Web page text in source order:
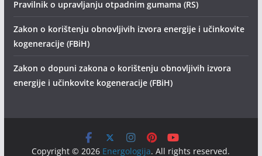
Pravilnik o upravljanju otpadnim gumama (RS)
Zakon o korištenju obnovljivih izvora energije i učinkovite
kogeneracije (FBiH)
Zakon o dopuni zakona o korištenju obnovljivih izvora
energije i učinkovite kogeneracije (FBiH)
Copyright © 2026 Energologija. All rights reserved.